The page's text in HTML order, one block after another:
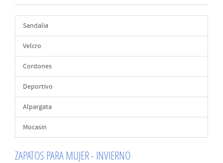
Sandalia
Velcro
Cordones
Deportivo
Alpargata
Mocasin
ZAPATOS PARA MUJER - INVIERNO